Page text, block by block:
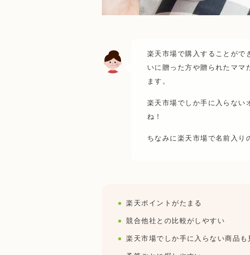
楽天市場で購入することがで
いに贈った方や贈られたママ
ます。
楽天市場でしか手に入らない
ね！
ちなみに楽天市場で名前入り
楽天ポイントがたまる
競合他社との比較がしやすい
楽天市場でしか手に入らない商品も